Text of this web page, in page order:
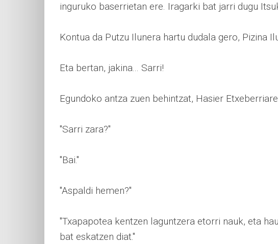
inguruko baserrietan ere. Iragarki bat jarri dugu
Kontua da Putzu Ilunera hartu dudala gero, Pizina
Eta bertan, jakina... Sarri!
Egundoko antza zuen behintzat, Hasier
"Sarri zara?"
"Bai."
"Aspaldi hemen?"
"Txapapotea kentzen laguntzera etorri nauk, eta
bat eskatzen diat."